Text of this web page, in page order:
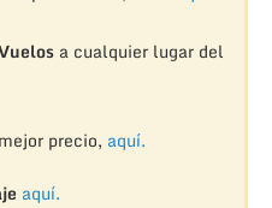
a cualquier lugar del
precio, aquí.
aquí.